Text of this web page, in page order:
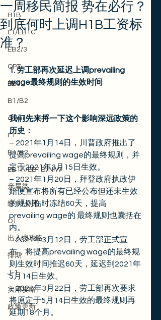
H1B
L1/EB1C
EB2/3
OPT
EB5
B1/B2
other
F1
B1/B2
EB1A/EB1B/NIW
亲属类
绿卡/公民
O1
出入境攻略
排期
J-1
实用攻略
政策更新
一周移民简报 势在必行？
到底何时上调H1B工资标
准？
1. 劳工部再次延迟上调prevailing
wage最终规则的生效时间
我们先来捋一下这个影响深远政策的
历史：
– 2021年1月14日，川普政府推出了
提高prevailing wage的最终规则，并
定于2021年3月15日生效。
– 2021年1月20日，拜登政府执政伊
始便宣布将所有已经公布但还未生效
的规则临时冻结60天，提高
prevailing wage的 最终规则也囊括在
内。
– 2021年3月12日，劳工部正式宣
布，将提高prevailing wage的最终规
则生效时间推迟60天，延迟到2021年
5月14日生效。
– 2021年3月22日，劳工部再次要求
将原定于5月14日生效的最终规则再
延期18个月。